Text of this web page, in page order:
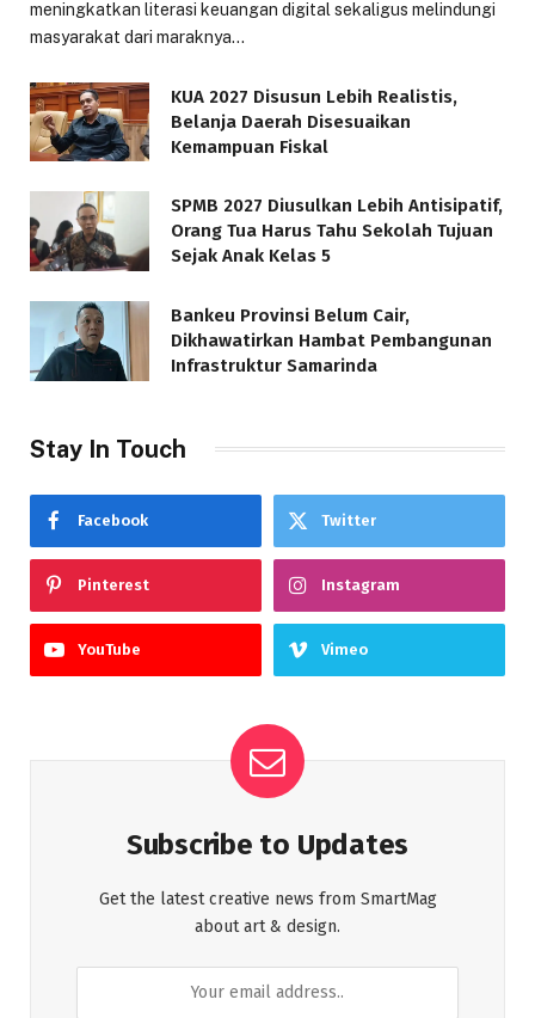
meningkatkan literasi keuangan digital sekaligus melindungi
masyarakat dari maraknya…
KUA 2027 Disusun Lebih Realistis,
Belanja Daerah Disesuaikan
Kemampuan Fiskal
SPMB 2027 Diusulkan Lebih Antisipatif,
Orang Tua Harus Tahu Sekolah Tujuan
Sejak Anak Kelas 5
Bankeu Provinsi Belum Cair,
Dikhawatirkan Hambat Pembangunan
Infrastruktur Samarinda
Stay In Touch
Facebook Twitter
Pinterest Instagram
YouTube Vimeo
Subscribe to Updates
Get the latest creative news from SmartMag
about art & design.